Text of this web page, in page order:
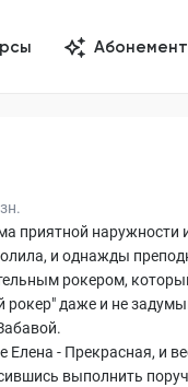
Абонемент
зн.
приятной наружности
и однажды
рокером,
рокер" даже и не
Елена - Прекрасная, и
выполнить